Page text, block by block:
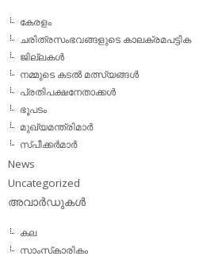
കേരളം
ചരിത്രസംഭവങ്ങളുടെ കാലക്രമപട്ടിക
ജില്ലകള്‍
നമ്മുടെ കടല്‍ മത്സ്യങ്ങള്‍
പ്രതിപക്ഷനേതാക്കള്‍
ഭൂപടം
മുഖ്യമന്ത്രിമാര്‍
സ്പീക്കര്‍മാര്‍
News
Uncategorized
അവാര്‍ഡുകള്‍
കല
സാംസ്‌കാരികം